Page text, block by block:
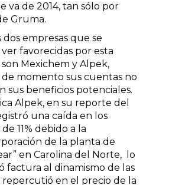
va de 2014, tan sólo por
Gruma.
dos empresas que se
favorecidas por esta
Mexichem y Alpek,
momento sus cuentas no
sus beneficios potenciales.
Alpek, en su reporte del
una caída en los
11% debido a la
de la planta de
en Carolina del Norte, lo
factura al dinamismo de las
repercutió en el precio de la